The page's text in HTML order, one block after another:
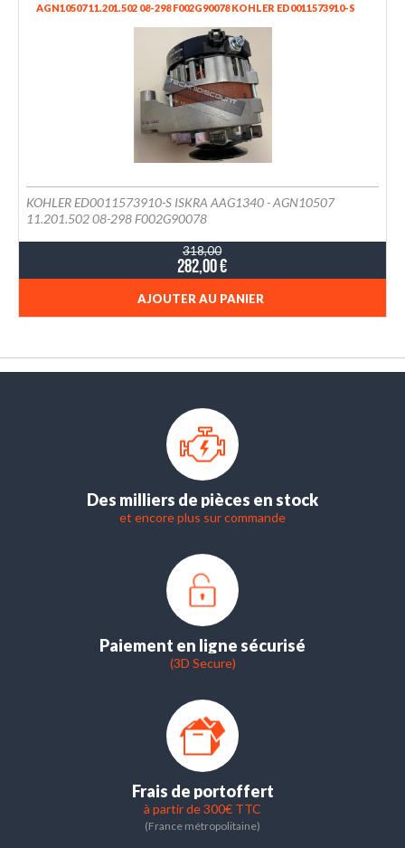
AGN10507 11.201.502 08-298 F002G90078 KOHLER ED0011573910-S
KOHLER ED0011573910-S ISKRA AAG1340 - AGN10507
11.201.502 08-298 F002G90078
318,00
282,00 €
AJOUTER AU PANIER
Des milliers de pièces en stock
et encore plus sur commande
Paiement en ligne sécurisé
(3D Secure)
Frais de portoffert
à partir de 300€ TTC
(France métropolitaine)